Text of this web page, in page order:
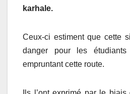
karhale.
Ceux-ci estiment que cette
danger pour les
empruntant cette route.